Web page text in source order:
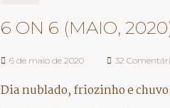
6 ON 6 (MAIO,
6 de maio de 2020 32
Dia nublado, friozinho e